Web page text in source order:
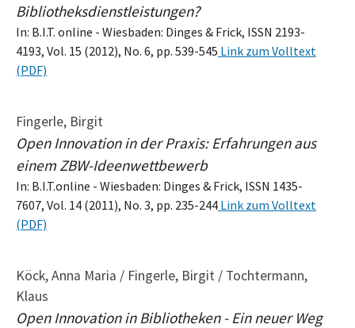
Bibliotheksdienstleistungen?
In: B.I.T. online - Wiesbaden: Dinges & Frick, ISSN 2193-
4193, Vol. 15 (2012), No. 6, pp. 539-545 Link zum Volltext
(PDF)
Fingerle, Birgit
Open Innovation in der Praxis: Erfahrungen aus
einem ZBW-Ideenwettbewerb
In: B.I.T.online - Wiesbaden: Dinges & Frick, ISSN 1435-
7607, Vol. 14 (2011), No. 3, pp. 235-244 Link zum Volltext
(PDF)
Köck, Anna Maria / Fingerle, Birgit / Tochtermann,
Klaus
Open Innovation in Bibliotheken - Ein neuer Weg